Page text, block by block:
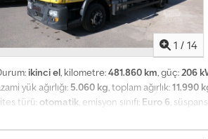
1 / 14
ikinci el, kilometre:481.860 km, güç:206
yük ağırlığı: 5.060 kg, toplam ağırlık:11.990
türü: otomatik, emisyon sınıfı: Euro 6,
- Commercial vehicles - Special-